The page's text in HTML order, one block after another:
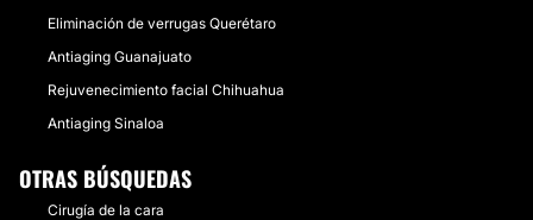
Eliminación de verrugas Querétaro
Antiaging Guanajuato
Rejuvenecimiento facial Chihuahua
Antiaging Sinaloa
OTRAS BÚSQUEDAS
Cirugía de la cara